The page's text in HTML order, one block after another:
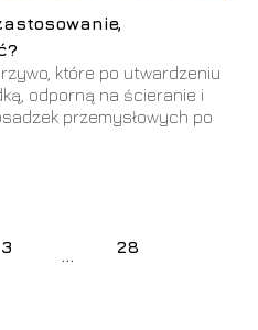
które po utwardzeniu
odporną na ścieranie i
przemysłowych po
3 ... 28